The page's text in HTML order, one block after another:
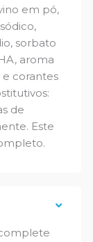
em pó,
sorbato
aroma
corantes
de
Este